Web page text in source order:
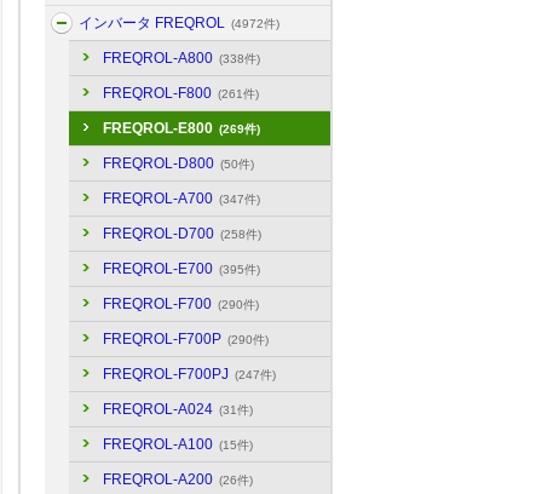
インバータ FREQROL (4972件)
FREQROL-A800 (338件)
FREQROL-F800 (261件)
FREQROL-E800 (269件)
FREQROL-D800 (50件)
FREQROL-A700 (347件)
FREQROL-D700 (258件)
FREQROL-E700 (395件)
FREQROL-F700 (290件)
FREQROL-F700P (290件)
FREQROL-F700PJ (247件)
FREQROL-A024 (31件)
FREQROL-A100 (15件)
FREQROL-A200 (26件)